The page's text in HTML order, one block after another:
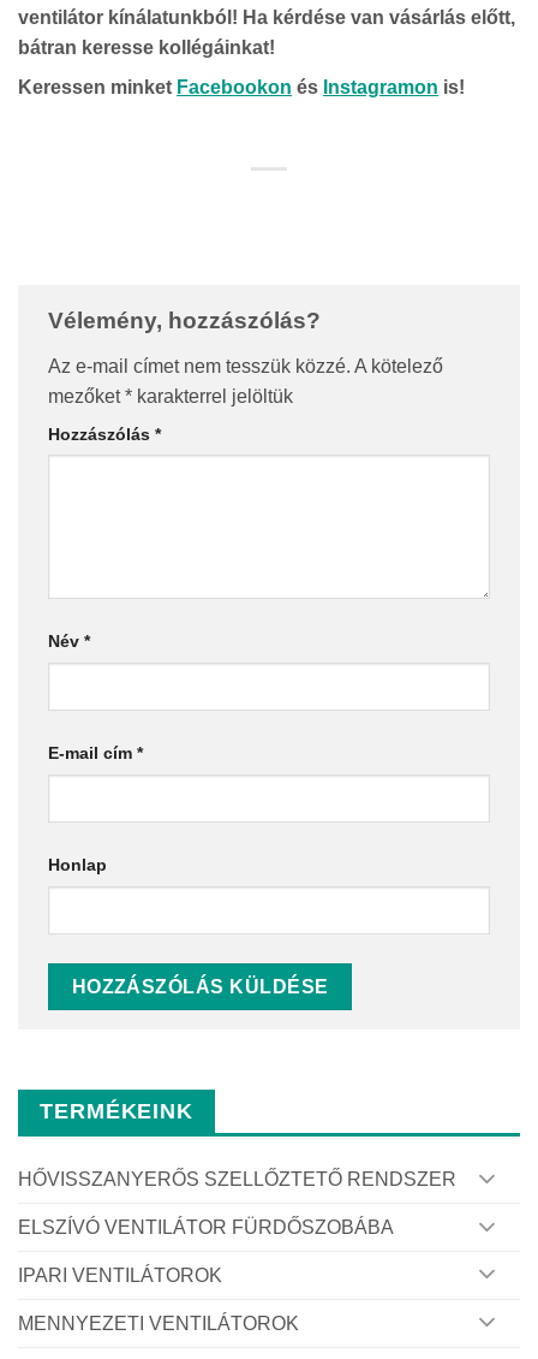
TERMÉKEINK
HŐVISSZANYERŐS SZELLŐZTETŐ RENDSZER
ELSZÍVÓ VENTILÁTOR FÜRDŐSZOBÁBA
IPARI VENTILÁTOROK
MENNYEZETI VENTILÁTOROK
ventilátor kínálatunkból! Ha kérdése van vásárlás előtt,
bátran keresse kollégáinkat!
Keressen minket Facebookon és Instagramon is!
Vélemény, hozzászólás?
Az e-mail címet nem tesszük közzé. A kötelező
mezőket* karakterrel jelöltük
Hozzászólás *
Név *
E-mail cím *
Honlap